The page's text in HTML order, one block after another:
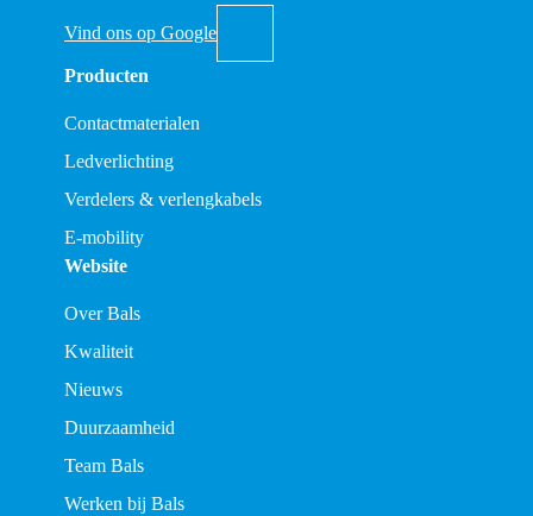
Vind ons op Google
Producten
Contactmaterialen
Ledverlichting
Verdelers & verlengkabels
E-mobility
Website
Over Bals
Kwaliteit
Nieuws
Duurzaamheid
Team Bals
Werken bij Bals